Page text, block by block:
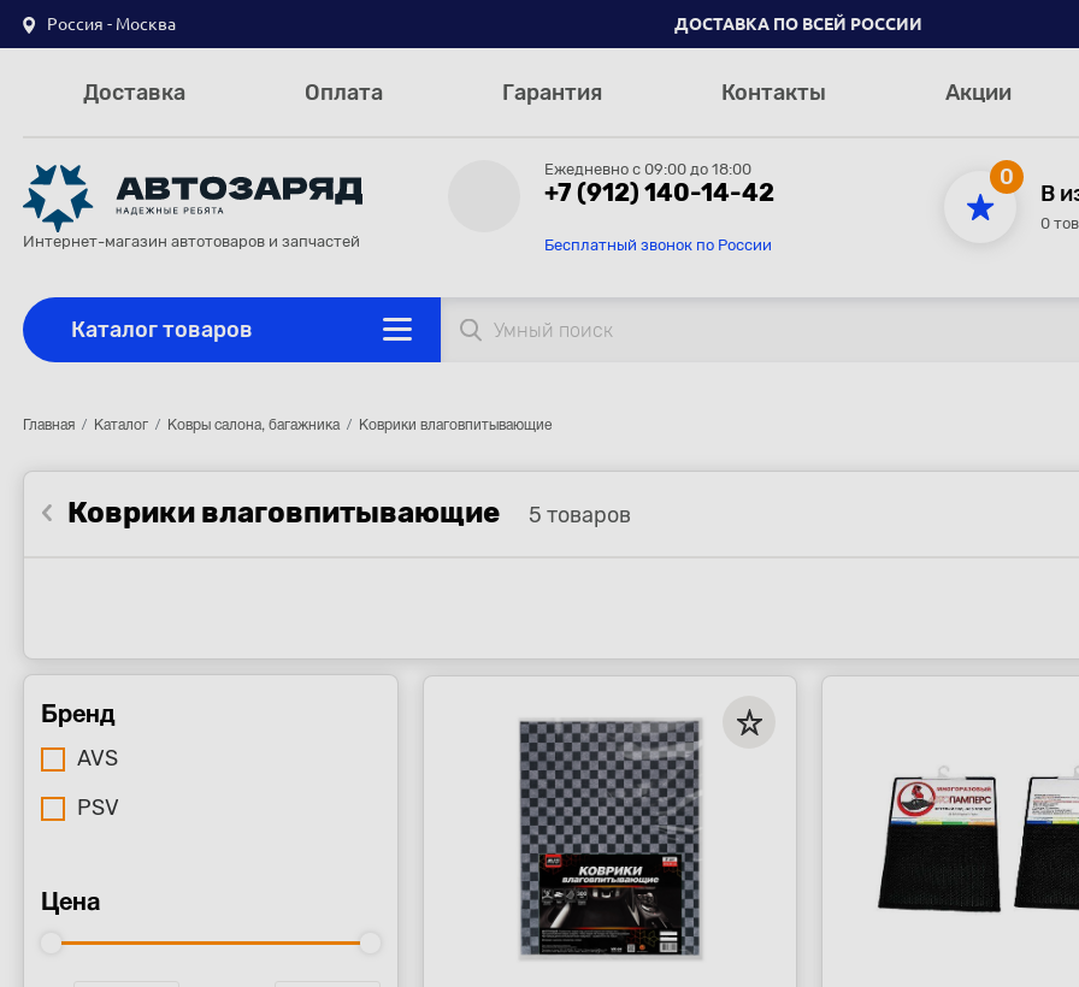
Россия - Москва ДОСТАВКА ПО ВСЕЙ РОССИИ
Доставка Оплата Гарантия Контакты Акции
Интернет-магазин автотоваров и запчастей
Ежедневно с 09:00 до 18:00
+7 (912) 140-14-42
Бесплатный звонок по России
0
В
0
Каталог товаров
Главная Каталог Ковры салона, багажника Коврики влаговпитывающие
Коврики влаговпитывающие 5 товаров
Цена
Бренд
AVS
PSV